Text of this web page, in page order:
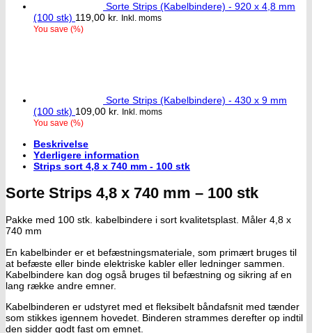
Sorte Strips (Kabelbindere) - 920 x 4,8 mm
(100 stk) 119,00 kr. Inkl. moms
You save (%)
Sorte Strips (Kabelbindere) - 430 x 9 mm
(100 stk) 109,00 kr. Inkl. moms
You save (%)
Beskrivelse
Yderligere information
Strips sort 4,8 x 740 mm - 100 stk
Sorte Strips 4,8 x 740 mm – 100 stk
Pakke med 100 stk. kabelbindere i sort kvalitetsplast. Måler 4,8 x
740 mm
En kabelbinder er et befæstningsmateriale, som primært bruges til
at befæste eller binde elektriske kabler eller ledninger sammen.
Kabelbindere kan dog også bruges til befæstning og sikring af en
lang række andre emner.
Kabelbinderen er udstyret med et fleksibelt båndafsnit med tænder
som stikkes igennem hovedet. Binderen strammes derefter op indtil
den sidder godt fast om emnet.